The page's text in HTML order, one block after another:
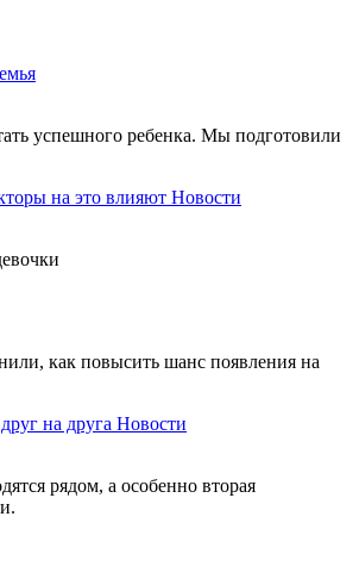
успешного ребенка. Мы подготовили
на это влияют Новости
как повысить шанс появления на
на друга Новости
рядом, а особенно вторая